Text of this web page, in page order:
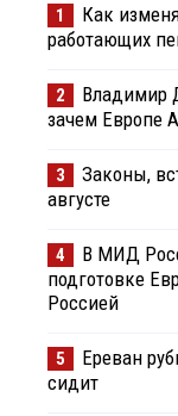
1
Как
работающих
2
Владимир
зачем Европе
3
Законы,
августе
4
В МИД
подготовке
Россией
5
Ереван
сидит